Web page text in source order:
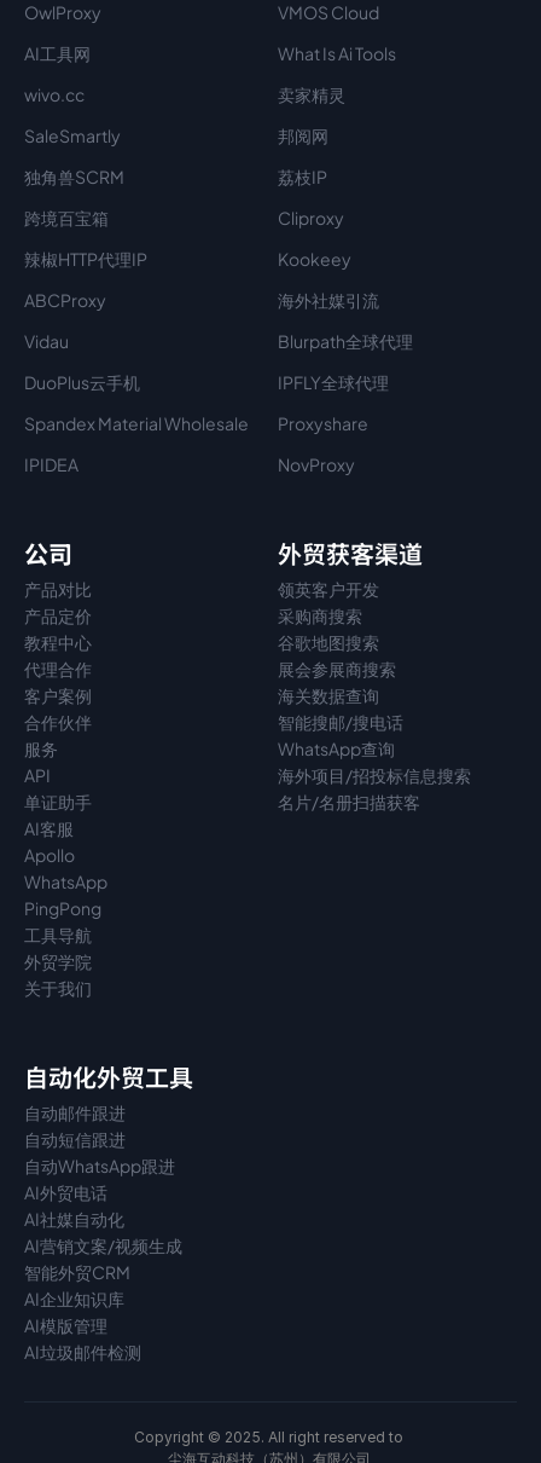
OwlProxy
VMOS Cloud
AI工具网
What Is Ai Tools
wivo.cc
卖家精灵
SaleSmartly
邦阅网
独角兽SCRM
荔枝IP
跨境百宝箱
Cliproxy
辣椒HTTP代理IP
Kookeey
ABCProxy
海外社媒引流
Vidau
Blurpath全球代理
DuoPlus云手机
IPFLY全球代理
Spandex Material Wholesale​
Proxyshare
IPIDEA
NovProxy
公司
产品对比
产品定价
教程中心
代理合作
客户案例
合作伙伴
服务
API
单证助手
AI客服
Apollo
WhatsApp
PingPong
工具导航
外贸学院
关于我们
外贸获客渠道
领英客户开发
采购商搜索
谷歌地图搜索
展会参展商搜索
海关数据查询
智能搜邮/搜电话
WhatsApp查询
海外项目/招投标信息搜索
名片/名册扫描获客
自动化外贸工具
自动邮件跟进
自动短信跟进
自动WhatsApp跟进
AI外贸电话
AI社媒自动化
AI营销文案/视频生成
智能外贸CRM
AI企业知识库
AI模版管理
AI垃圾邮件检测
Copyright © 2025. All right reserved to
尘海互动科技（苏州）有限公司